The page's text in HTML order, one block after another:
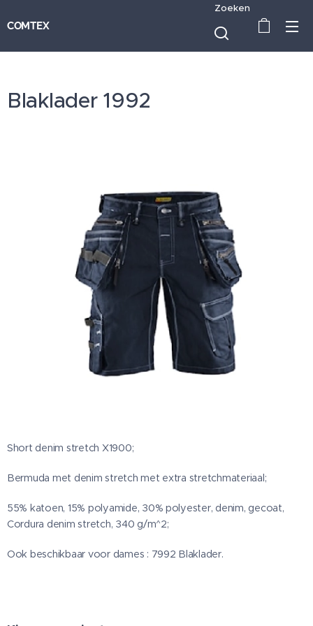
COMTEX
Zoeken
Blaklader 1992
Short denim stretch X1900;
Bermuda met denim stretch met extra stretchmateriaal;
55% katoen, 15% polyamide, 30% polyester, denim, gecoat,
Cordura denim stretch, 340 g/m^2;
Ook beschikbaar voor dames : 7992 Blaklader.